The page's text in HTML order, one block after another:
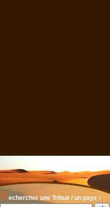
Rechercher une Tribue / un pays :